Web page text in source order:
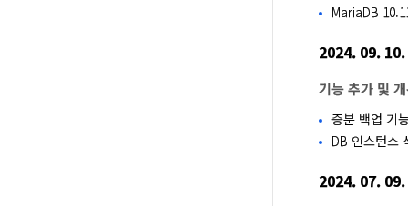
MariaDB
2024. 09. 10.
기능 추가 및
증분 백업 기
DB 인스턴스
2024. 07. 09.